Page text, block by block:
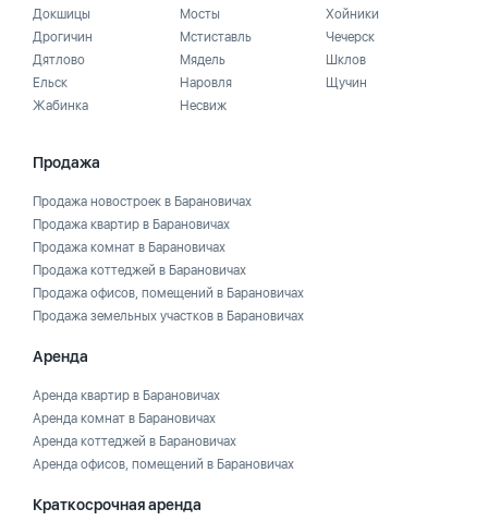
Докшицы
Дрогичин
Дятлово
Ельск
Жабинка
Мосты
Мстиставль
Мядель
Наровля
Несвиж
Хойники
Чечерск
Шклов
Щучин
Продажа
Продажа новостроек в Барановичах
Продажа квартир в Барановичах
Продажа комнат в Барановичах
Продажа коттеджей в Барановичах
Продажа офисов, помещений в Барановичах
Продажа земельных участков в Барановичах
Аренда
Аренда квартир в Барановичах
Аренда комнат в Барановичах
Аренда коттеджей в Барановичах
Аренда офисов, помещений в Барановичах
Краткосрочная аренда